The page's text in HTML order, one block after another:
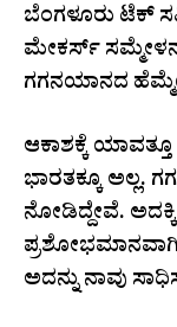
ಬೆಂಗಳೂರು ಟೆಕ್
ಮೇಕರ್ಸ್
ಗಗನಯಾನದ
ಆಕಾಶಕ್ಕೆ
ಭಾರತಕ್ಕೂ ಅಲ್ಲ.
ನೋಡಿದ್ದೇವೆ.
ಅದನ್ನು ನಾವು